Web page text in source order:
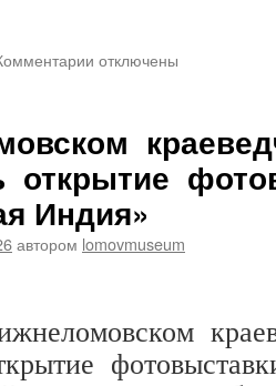
к
краеведческого
музея
приняли
участие
в
открытии
библиотеки
отключены
открытие
Индия»
автором lomovmuseum